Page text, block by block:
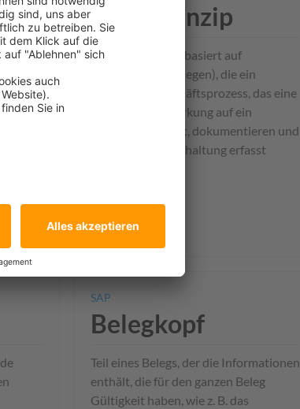
Belegprinzip
Das Belegprinzip basiert auf
Dokumenten (Belegen), die ein
Ereignis im Geschäftsprozess, das eine
finanzielle Auswirkung auf ein
Unternehmen hat, dokumentieren und
daher in der Buchhaltung erfasst
 Feb. 23, 2019
SAP
Belegkopf
Teil eines Belegs, der die Informationen
enthält, die für den ganzen Beleg
Gültigkeit haben, wie z. B. das